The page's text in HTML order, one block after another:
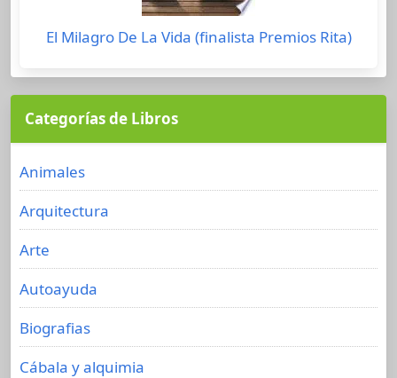
El Milagro De La Vida (finalista Premios Rita)
Categorías de Libros
Animales
Arquitectura
Arte
Autoayuda
Biografias
Cábala y alquimia